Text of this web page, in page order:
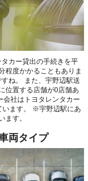
カー貸出の手続きを平
程度かかることもありま
ね。 また、宇野辺駅送
位置する店舗が0店舗あ
会社はトヨタレンタカー
います。 ※宇野辺駅にあ
ます。
両タイプ